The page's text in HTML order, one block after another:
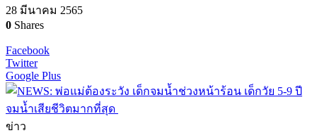
28 มีนาคม 2565
0 Shares
Facebook
Twitter
Google Plus
ข่าว